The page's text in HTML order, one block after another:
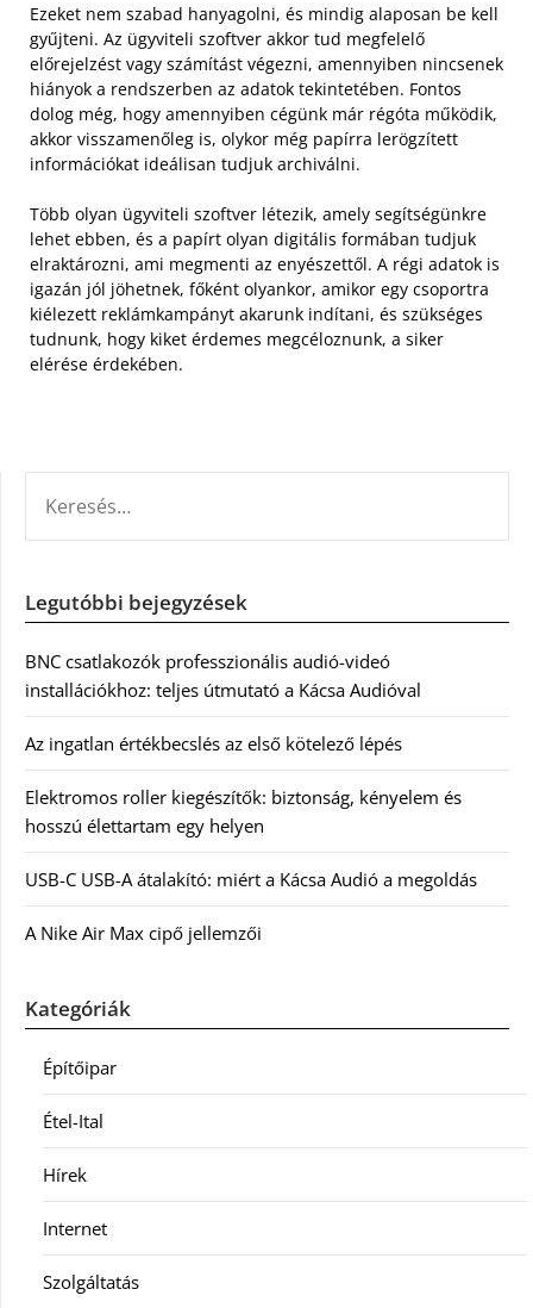
Ezeket nem szabad hanyagolni, és mindig alaposan be kell
gyűjteni. Az ügyviteli szoftver akkor tud megfelelő
előrejelzést vagy számítást végezni, amennyiben nincsenek
hiányok a rendszerben az adatok tekintetében. Fontos
dolog még, hogy amennyiben cégünk már régóta működik,
akkor visszamenőleg is, olykor még papírra lerögzített
információkat ideálisan tudjuk archiválni.
Több olyan ügyviteli szoftver létezik, amely segítségünkre
lehet ebben, és a papírt olyan digitális formában tudjuk
elraktározni, ami megmenti az enyészettől. A régi adatok is
igazán jól jöhetnek, főként olyankor, amikor egy csoportra
kiélezett reklámkampányt akarunk indítani, és szükséges
tudnunk, hogy kiket érdemes megcéloznunk, a siker
elérése érdekében.
Legutóbbi bejegyzések
BNC csatlakozók professzionális audió-videó
installációkhoz: teljes útmutató a Kácsa Audióval
Az ingatlan értékbecslés az első kötelező lépés
Elektromos roller kiegészítők: biztonság, kényelem és
hosszú élettartam egy helyen
USB-C USB-A átalakító: miért a Kácsa Audió a megoldás
A Nike Air Max cipő jellemzői
Kategóriák
Építőipar
Étel-Ital
Hírek
Internet
Szolgáltatás